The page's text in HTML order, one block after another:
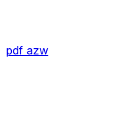
pdf azw